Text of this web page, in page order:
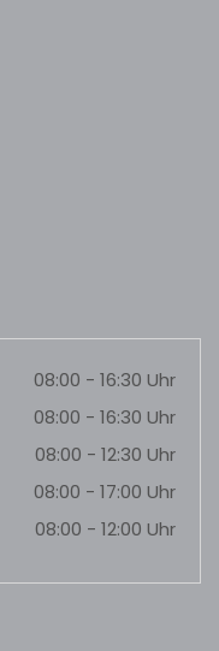
08:00 - 16:30 Uhr
08:00 - 16:30 Uhr
08:00 - 12:30 Uhr
08:00 - 17:00 Uhr
08:00 - 12:00 Uhr